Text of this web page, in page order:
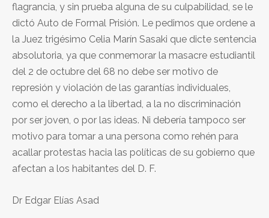
flagrancia, y sin prueba alguna de su culpabilidad, se le
dictó Auto de Formal Prisión. Le pedimos que ordene a
la Juez trigésimo Celia Marín Sasaki que dicte sentencia
absolutoria, ya que conmemorar la masacre estudiantil
del 2 de octubre del 68 no debe ser motivo de
represión y violación de las garantías individuales,
como el derecho a la libertad, a la no discriminación
por ser joven, o por las ideas. Ni debería tampoco ser
motivo para tomar a una persona como rehén para
acallar protestas hacia las políticas de su gobierno que
afectan a los habitantes del D. F.
Dr Edgar Elías Asad